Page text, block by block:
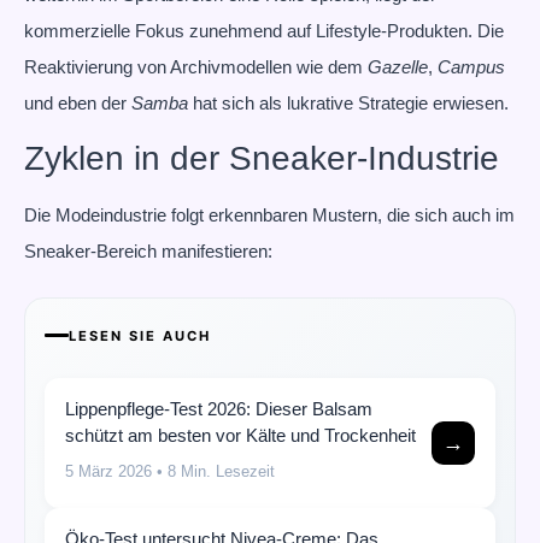
kommerzielle Fokus zunehmend auf Lifestyle-Produkten. Die
Reaktivierung von Archivmodellen wie dem Gazelle, Campus
und eben der Samba hat sich als lukrative Strategie erwiesen.
Zyklen in der Sneaker-Industrie
Die Modeindustrie folgt erkennbaren Mustern, die sich auch im
Sneaker-Bereich manifestieren:
LESEN SIE AUCH
Lippenpflege-Test 2026: Dieser Balsam
schützt am besten vor Kälte und Trockenheit
5 März 2026 • 8 Min. Lesezeit
→
Öko-Test untersucht Nivea-Creme: Das